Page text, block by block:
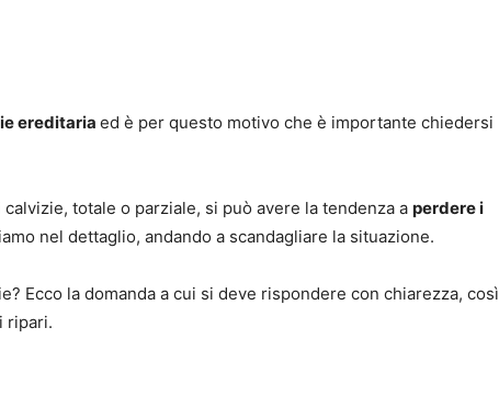
ereditaria ed è per questo motivo che è importante chiedersi
totale o parziale, si può avere la tendenza a perdere i
nel dettaglio, andando a scandagliare la situazione.
Ecco la domanda a cui si deve rispondere con chiarezza, così
ripari.